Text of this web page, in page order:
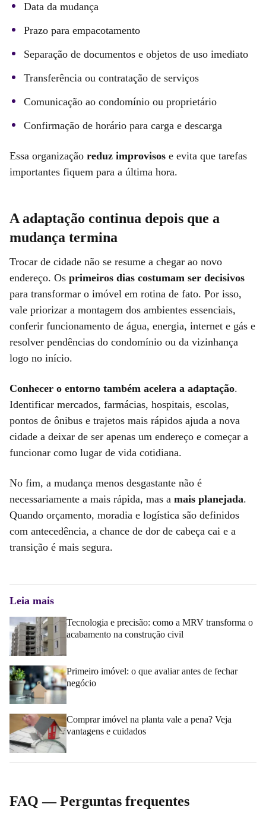
Data da mudança
Prazo para empacotamento
Separação de documentos e objetos de uso imediato
Transferência ou contratação de serviços
Comunicação ao condomínio ou proprietário
Confirmação de horário para carga e descarga
Essa organização reduz improvisos e evita que tarefas
importantes fiquem para a última hora.
A adaptação continua depois que a
mudança termina
Trocar de cidade não se resume a chegar ao novo
endereço. Os primeiros dias costumam ser decisivos
para transformar o imóvel em rotina de fato. Por isso,
vale priorizar a montagem dos ambientes essenciais,
conferir funcionamento de água, energia, internet e gás e
resolver pendências do condomínio ou da vizinhança
logo no início.
Conhecer o entorno também acelera a adaptação.
Identificar mercados, farmácias, hospitais, escolas,
pontos de ônibus e trajetos mais rápidos ajuda a nova
cidade a deixar de ser apenas um endereço e começar a
funcionar como lugar de vida cotidiana.
No fim, a mudança menos desgastante não é
necessariamente a mais rápida, mas a mais planejada.
Quando orçamento, moradia e logística são definidos
com antecedência, a chance de dor de cabeça cai e a
transição é mais segura.
Leia mais
Tecnologia e precisão: como a MRV transforma o
acabamento na construção civil
Primeiro imóvel: o que avaliar antes de fechar
negócio
Comprar imóvel na planta vale a pena? Veja
vantagens e cuidados
FAQ ― Perguntas frequentes